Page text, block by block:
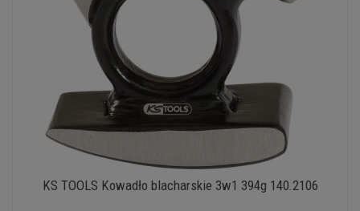
KS TOOLS Kowadło blacharskie 3w1 394g 140.2106